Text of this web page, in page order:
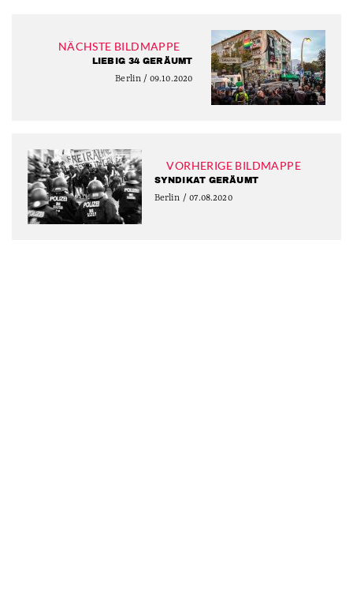
NÄCHSTE BILDMAPPE
LIEBIG 34 GERÄUMT
Berlin / 09.10.2020
VORHERIGE BILDMAPPE
SYNDIKAT GERÄUMT
Berlin / 07.08.2020